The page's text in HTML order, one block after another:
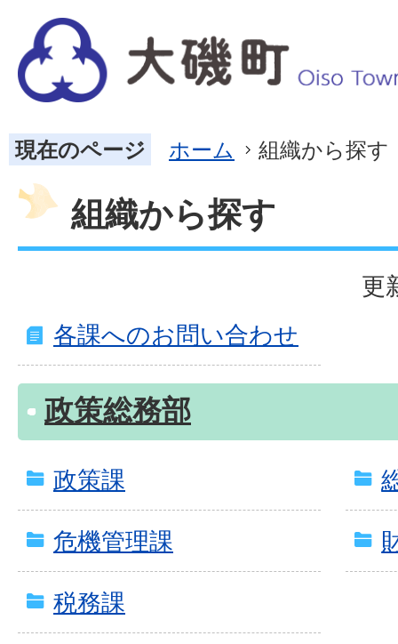
現在のページ ホーム 組織から探す
組織から探す
更
各課へのお問い合わせ
政策総務部
政策課
危機管理課
税務課